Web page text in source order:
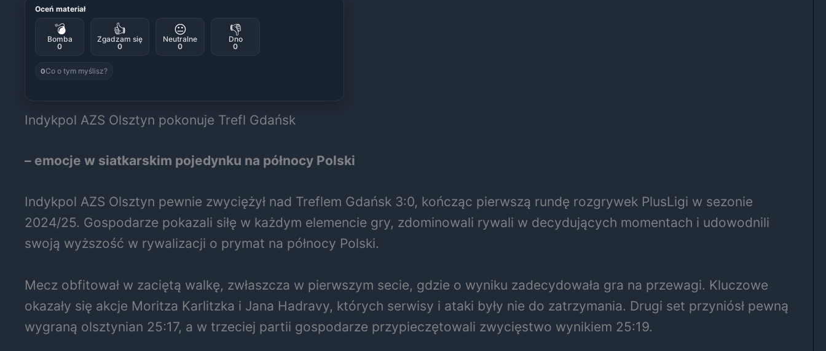
Oceń materiał
💣
Bomba
0
👍
Zgadzam się
0
😐
Neutralne
0
👎
Dno
0
0Co o tym myślisz?
Indykpol AZS Olsztyn pokonuje Trefl Gdańsk
– emocje w siatkarskim pojedynku na północy Polski
Indykpol AZS Olsztyn pewnie zwyciężył nad Treflem Gdańsk 3:0, kończąc pierwszą rundę rozgrywek PlusLigi w sezonie
2024/25. Gospodarze pokazali siłę w każdym elemencie gry, zdominowali rywali w decydujących momentach i udowodnili
swoją wyższość w rywalizacji o prymat na północy Polski.
Mecz obfitował w zaciętą walkę, zwłaszcza w pierwszym secie, gdzie o wyniku zadecydowała gra na przewagi. Kluczowe
okazały się akcje Moritza Karlitzka i Jana Hadravy, których serwisy i ataki były nie do zatrzymania. Drugi set przyniósł pewną
wygraną olsztynian 25:17, a w trzeciej partii gospodarze przypieczętowali zwycięstwo wynikiem 25:19.